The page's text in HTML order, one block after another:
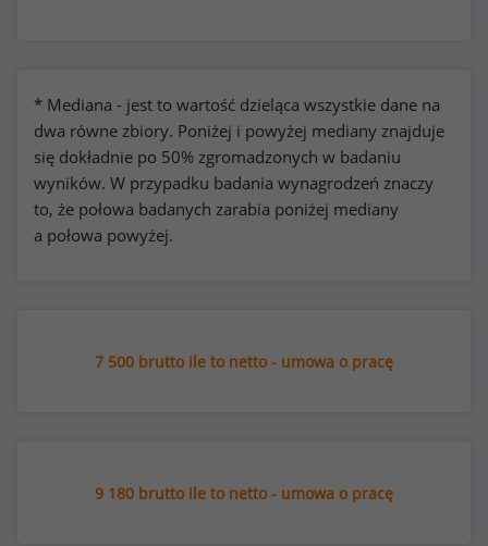
* Mediana - jest to wartość dzieląca wszystkie dane na
dwa równe zbiory. Poniżej i powyżej mediany znajduje
się dokładnie po 50% zgromadzonych w badaniu
wyników. W przypadku badania wynagrodzeń znaczy
to, że połowa badanych zarabia poniżej mediany
a połowa powyżej.
7 500 brutto ile to netto - umowa o pracę
9 180 brutto ile to netto - umowa o pracę